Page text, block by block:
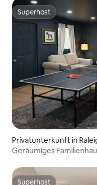
Superhost
Superhost
Privatunterkunft in
Geräumiges
Superhost